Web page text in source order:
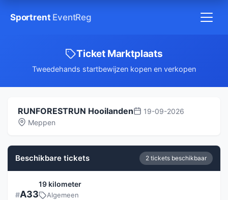
Sportrent EventReg
Ticket Marktplaats
Tweedehands startbewijzen kopen en verkopen
RUNFORESTRUN Hooilanden
19-09-2026
Meppen
Beschikbare tickets 2 tickets beschikbaar
A33
19 kilometer
Algemeen